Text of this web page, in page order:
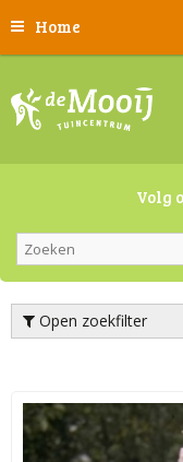
Home
Volg
Open zoekfilter